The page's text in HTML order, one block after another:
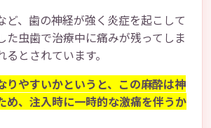
ど、歯の神経が強く炎症を起こして
た虫歯で治療中に痛みが残ってしま
とされています。
りやすいかというと、この麻酔は神
め、注入時に一時的な激痛を伴うか